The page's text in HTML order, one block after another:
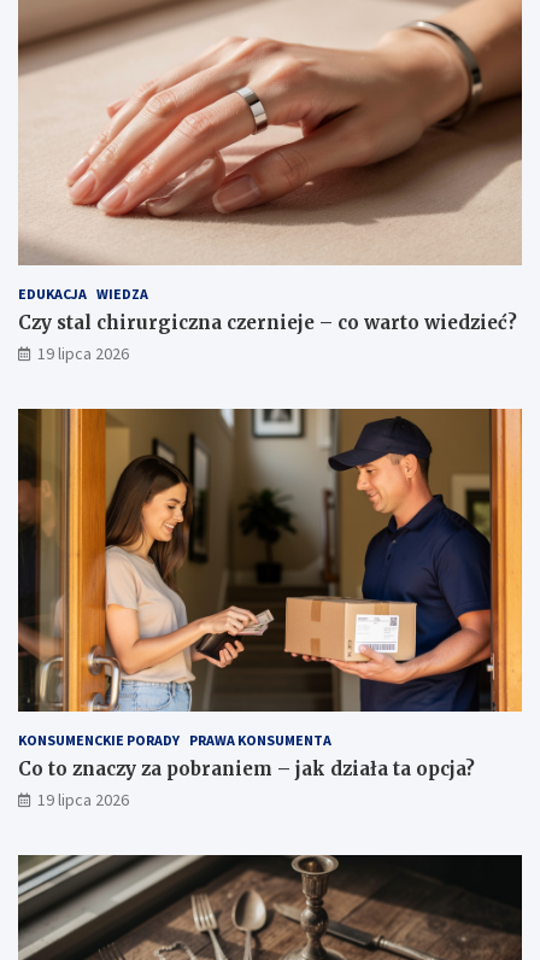
EDUKACJA WIEDZA
Czy stal chirurgiczna czernieje – co warto wiedzieć?
19 lipca 2026
KONSUMENCKIE PORADY PRAWA KONSUMENTA
Co to znaczy za pobraniem – jak działa ta opcja?
19 lipca 2026